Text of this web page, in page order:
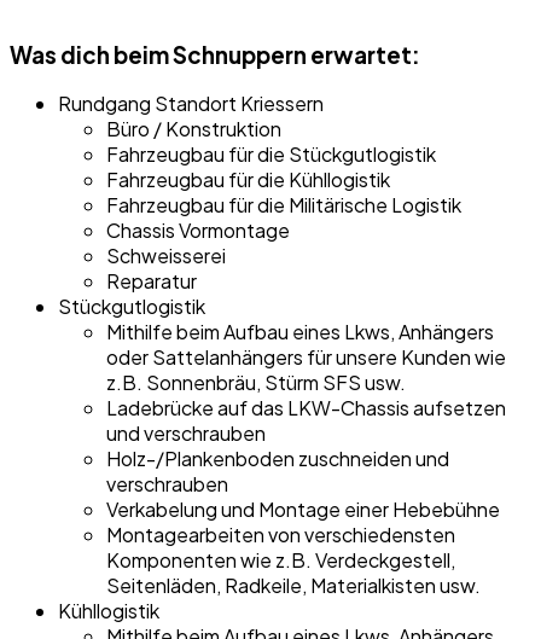
Was dich beim Schnuppern erwartet:
Rundgang Standort Kriessern
Büro / Konstruktion
Fahrzeugbau für die Stückgutlogistik
Fahrzeugbau für die Kühllogistik
Fahrzeugbau für die Militärische Logistik
Chassis Vormontage
Schweisserei
Reparatur
Stückgutlogistik
Mithilfe beim Aufbau eines Lkws, Anhängers
oder Sattelanhängers für unsere Kunden wie
z.B. Sonnenbräu, Stürm SFS usw.
Ladebrücke auf das LKW-Chassis aufsetzen
und verschrauben
Holz-/Plankenboden zuschneiden und
verschrauben
Verkabelung und Montage einer Hebebühne
Montagearbeiten von verschiedensten
Komponenten wie z.B. Verdeckgestell,
Seitenläden, Radkeile, Materialkisten usw.
Kühllogistik